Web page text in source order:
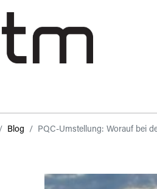
Blog PQC-Umstellung: Worauf bei